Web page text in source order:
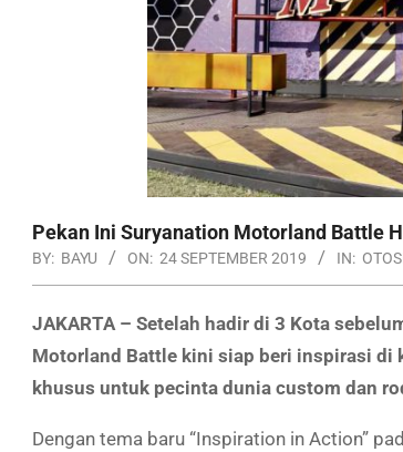
Pekan Ini Suryanation Motorland Battle
BY: BAYU ON: 24 SEPTEMBER 2019 IN:
JAKARTA – Setelah hadir di 3 Kota
Motorland Battle kini siap beri inspirasi di
khusus untuk pecinta dunia custom dan
Dengan tema baru “Inspiration in Action”